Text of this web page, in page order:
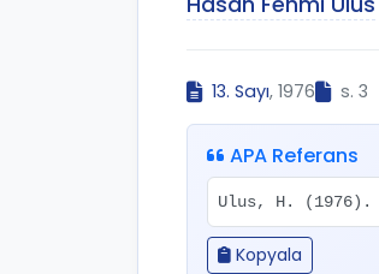
13. Sayı, 1976 s. 3
APA Referans
Ulus, H. (1976).
Kopyala